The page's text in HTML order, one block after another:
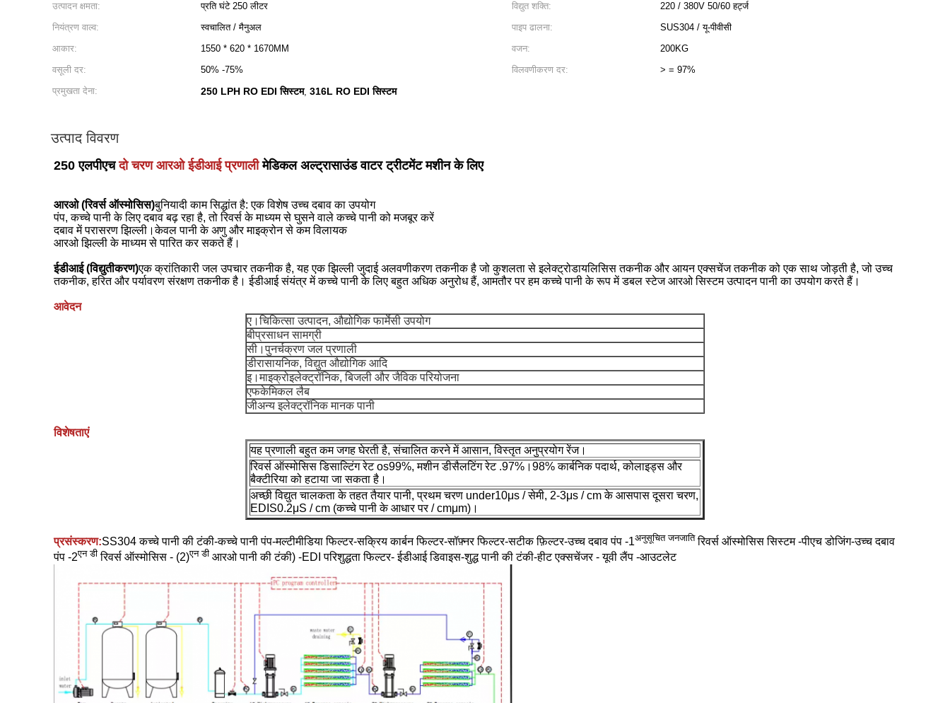
उत्पादन क्षमता:
प्रति घंटे 250 लीटर विद्युत शक्ति:
220 / 380V 50/60 हर्ट्ज
नियंत्रण वाल्व:
स्वचालित / मैनुअल पाइप ढालना:
SUS304 / यू-पीवीसी
आकार:
1550 * 620 * 1670MM वजन:
200KG
वसूली दर:
50% -75% विलवणीकरण दर:
> = 97%
प्रमुखता देना:
250 LPH RO EDI सिस्टम, 316L RO EDI सिस्टम
उत्पाद विवरण
250 एलपीएचदो चरण आरओ ईडीआई प्रणालीमेडिकल अल्ट्रासाउंड वाटर ट्रीटमेंट मशीन के लिए
आरओ (रिवर्स ऑस्मोसिस)बुनियादी काम सिद्धांत है: एक विशेष उच्च दबाव का उपयोग
पंप, कच्चे पानी के लिए दबाव बढ़ रहा है, तो रिवर्स के माध्यम से घुसने वाले कच्चे पानी को मजबूर करें
दबाव में परासरण झिल्ली।केवल पानी के अणु और माइक्रोन से कम विलायक
आरओ झिल्ली के माध्यम से पारित कर सकते हैं।
ईडीआई (विद्युतीकरण)एक क्रांतिकारी जल उपचार तकनीक है, यह एक झिल्ली जुदाई अलवणीकरण तकनीक है जो कुशलता से इलेक्ट्रोडायलिसिस तकनीक और आयन एक्सचेंज तकनीक को एक साथ जोड़ती है, जो उच्च
तकनीक, हरित और पर्यावरण संरक्षण तकनीक है। ईडीआई संयंत्र में कच्चे पानी के लिए बहुत अधिक अनुरोध हैं, आमतौर पर हम कच्चे पानी के रूप में डबल स्टेज आरओ सिस्टम उत्पादन पानी का उपयोग करते हैं।
आवेदन
ए।चिकित्सा उत्पादन, औद्योगिक फार्मेसी उपयोग
बीप्रसाधन सामग्री
सी।पुनर्चक्रण जल प्रणाली
डीरासायनिक, विद्युत औद्योगिक आदि
इ।माइक्रोइलेक्ट्रॉनिक, बिजली और जैविक परियोजना
एफकेमिकल लैब
जीअन्य इलेक्ट्रॉनिक मानक पानी
विशेषताएं
यह प्रणाली बहुत कम जगह घेरती है, संचालित करने में आसान, विस्तृत अनुप्रयोग रेंज।
रिवर्स ऑस्मोसिस डिसाल्टिंग रेट os99%, मशीन डीसैलटिंग रेट .97%।98% कार्बनिक पदार्थ, कोलाइड्स और
बैक्टीरिया को हटाया जा सकता है।
अच्छी विद्युत चालकता के तहत तैयार पानी, प्रथम चरण under10μs / सेमी, 2-3μs / cm के आसपास दूसरा चरण,
EDIS0.2μS / cm (कच्चे पानी के आधार पर / cmμm)।
प्रसंस्करण:SS304 कच्चे पानी की टंकी-कच्चे पानी पंप-मल्टीमीडिया फिल्टर-सक्रिय कार्बन फिल्टर-सॉफ़्नर फिल्टर-सटीक फ़िल्टर-उच्च दबाव पंप -1अनुसूचित जनजाति रिवर्स ऑस्मोसिस सिस्टम -पीएच डोजिंग-उच्च दबाव
पंप -2एन डी रिवर्स ऑस्मोसिस - (2)एन डी आरओ पानी की टंकी) -EDI परिशुद्धता फिल्टर- ईडीआई डिवाइस-शुद्ध पानी की टंकी-हीट एक्सचेंजर - यूवी लैंप -आउटलेट